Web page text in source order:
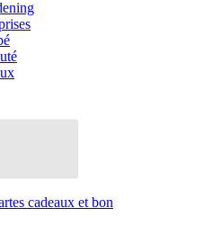
cadeaux et bon